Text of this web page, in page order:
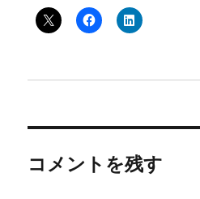
コメントを残す